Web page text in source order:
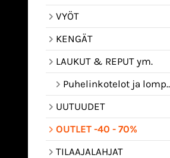
VYÖT
KENGÄT
LAUKUT & REPUT ym.
Puhelinkotelot ja lompakot
UUTUUDET
OUTLET -40 - 70%
TILAAJALAHJAT